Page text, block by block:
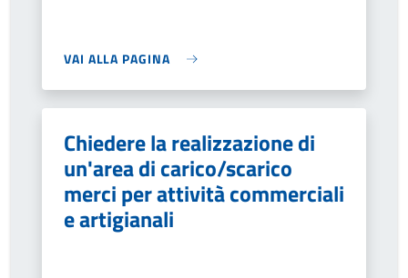
VAI ALLA PAGINA
Chiedere la realizzazione di
un'area di carico/scarico
merci per attività commerciali
e artigianali